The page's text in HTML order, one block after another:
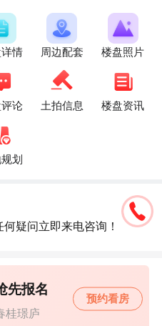
情 周边配套 楼盘照片
论 土拍信息 楼盘资讯
划
疑问立即来电咨询！
桂璟庐
先报名
预约看房